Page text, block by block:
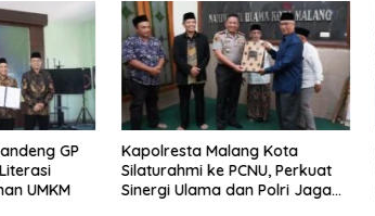
GP
UMKM
Kapolresta Malang Kota
Silaturahmi ke PCNU, Perkuat
Sinergi Ulama dan Polri Jaga